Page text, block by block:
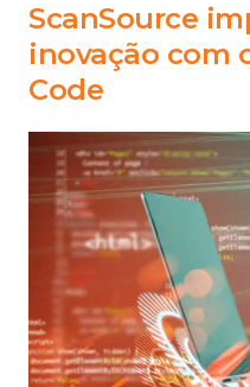
ScanSource
inovação com
Code